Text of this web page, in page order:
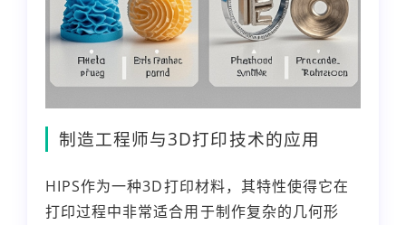
制造工程师与3D打印技术的应用
HIPS作为一种3D打印材料，其特性使得它在
打印过程中非常适合用于制作复杂的几何形